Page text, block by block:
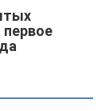
первое